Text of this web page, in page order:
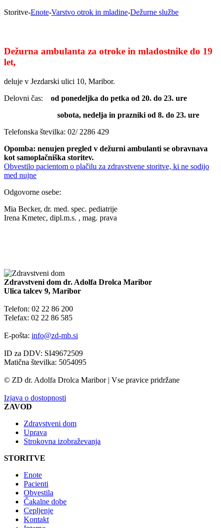
Storitve-Enote-Varstvo otrok in mladine-Dežurne službe
Dežurna ambulanta za otroke in mladostnike do 19
let,
deluje v Jezdarski ulici 10, Maribor.
Delovni čas: od ponedeljka do petka od 20. do 23. ure
sobota, nedelja in prazniki od 8. do 23. ure
Telefonska številka: 02/ 2286 429
Opomba: nenujen pregled v dežurni ambulanti se obravnava
kot samoplačniška storitev.
Obvestilo pacientom o plačilu za zdravstvene storitve, ki ne sodijo
med nujne
Odgovorne osebe:
Mia Becker, dr. med. spec. pediatrije
Irena Kmetec, dipl.m.s. , mag. prava
Zdravstveni dom dr. Adolfa Drolca Maribor
Ulica talcev 9, Maribor
Telefon: 02 22 86 200
Telefax: 02 22 86 585
E-pošta: info@zd-mb.si
ID za DDV: SI49672509
Matična številka: 5054095
© ZD dr. Adolfa Drolca Maribor | Vse pravice pridržane
Izjava o dostopnosti
ZAVOD
Zdravstveni dom
Uprava
Strokovna izobraževanja
STORITVE
Enote
Pacienti
Obvestila
Čakalne dobe
Cepljenje
Kontakt